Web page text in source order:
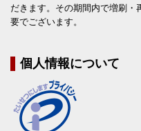
だきます。その期間内で増刷・
要でございます。
個人情報について